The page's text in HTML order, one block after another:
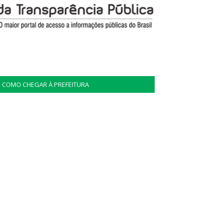
COMO CHEGAR À PREFEITURA